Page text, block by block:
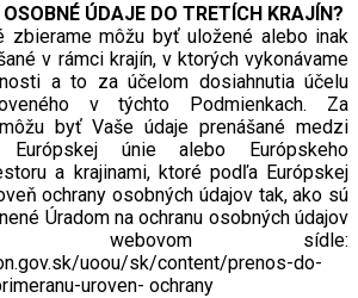
ÚDAJE DO TRETÍCH KRAJÍN?
zbierame môžu byť uložené alebo inak
v rámci krajín, v ktorých vykonávame
a to za účelom dosiahnutia účelu
v týchto Podmienkach. Za
byť Vaše údaje prenášané medzi
únie alebo Európskeho
a krajinami, ktoré podľa Európskej
ochrany osobných údajov tak, ako sú
Úradom na ochranu osobných údajov
webovom sídle:
uoou/sk/content/prenos-do-
uroven- ochrany